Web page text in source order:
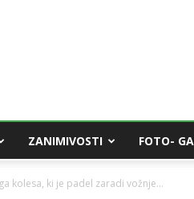
ZANIMIVOSTI FOTO-
kolesa, ki je padel zaradi vožnje...